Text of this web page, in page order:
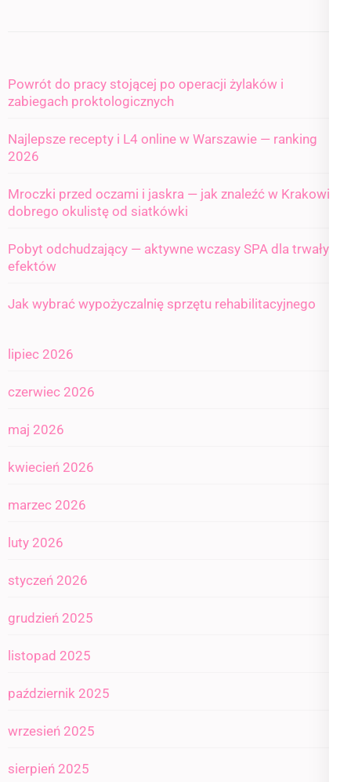
Powrót do pracy stojącej po operacji żylaków i
zabiegach proktologicznych
Najlepsze recepty i L4 online w Warszawie — ranking
2026
Mroczki przed oczami i jaskra — jak znaleźć w Krakowie
dobrego okulistę od siatkówki
Pobyt odchudzający — aktywne wczasy SPA dla trwałych
efektów
Jak wybrać wypożyczalnię sprzętu rehabilitacyjnego
lipiec 2026
czerwiec 2026
maj 2026
kwiecień 2026
marzec 2026
luty 2026
styczeń 2026
grudzień 2025
listopad 2025
październik 2025
wrzesień 2025
sierpień 2025